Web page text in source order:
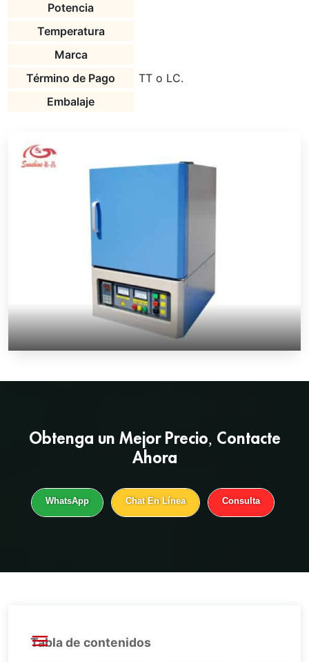
Potencia
Temperatura
Marca
Término de Pago
TT o LC.
Embalaje
Obtenga un Mejor Precio, Contacte
Ahora
WhatsApp Chat En Línea Consulta
Tabla de contenidos